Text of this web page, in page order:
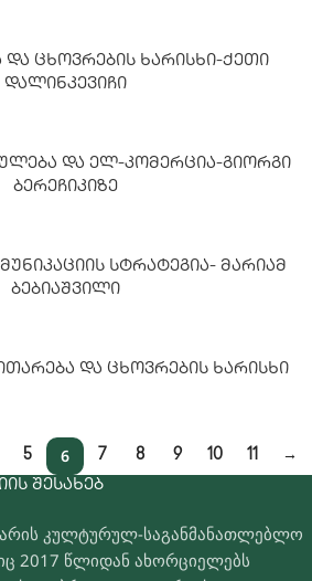
Ცხოვრების Ხარისხი-Ქეთი
Დალინკევიჩი
Და Ელ-Კომერცია-Გიორგი
Ბერეჩიკიზე
Სტრატეგია- Მარიამ
Ბებიაშვილი
Და Ცხოვრების Ხარისხი
5 6 7 8 9 10 11 →
ᲨᲔᲡᲐᲮᲔᲑ
არის კულტურულ-საგანმანათლებლო
2017 წლიდან ახორციელებს